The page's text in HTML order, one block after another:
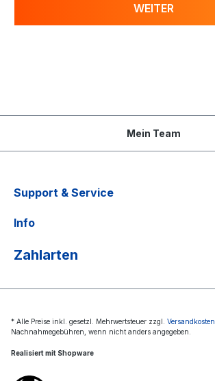
WEITER
Mein Team
Support & Service
Info
Zahlarten
* Alle Preise inkl. gesetzl. Mehrwertsteuer zzgl. Versandkosten
Nachnahmegebühren, wenn nicht anders angegeben.
Realisiert mit Shopware